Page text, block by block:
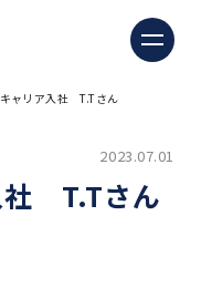
株式会社キャピタル・
ャリア入社 T.Tさん
2023.07.01
T.Tさん